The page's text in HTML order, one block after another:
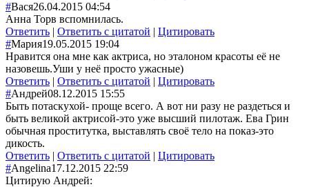
#Вася26.04.2015 04:54
Анна Торв вспомнилась.
Ответить | Ответить с цитатой | Цитировать
#Мария19.05.2015 19:04
Нравится она мне как актриса, но эталоном красоты её не
назовешь.Уши у неё просто ужасные)
Ответить | Ответить с цитатой | Цитировать
#Андрей08.12.2015 15:55
Быть потаскухой- проще всего. А вот ни разу не раздеться и
быть великой актрисой-это уже высший пилотаж. Ева Грин
обычная проститутка, выставлять своё тело на показ-это
дикость.
Ответить | Ответить с цитатой | Цитировать
#Angelina17.12.2015 22:59
Цитирую Андрей: